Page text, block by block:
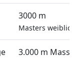
3000 m
Masters
3.000 m